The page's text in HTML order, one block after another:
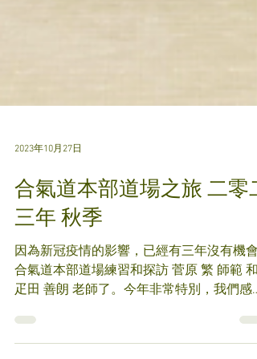
2023年10月27日
合氣道本部道場之旅 二零二
三年 秋季
因為新冠疫情的影響，已經有三年沒有機會
合氣道本部道場練習和探訪 菅原 繁 師範 和